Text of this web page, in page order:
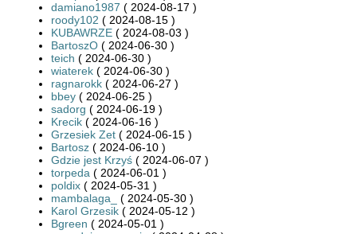
damiano1987 ( 2024-08-17 )
roody102 ( 2024-08-15 )
KUBAWRZE ( 2024-08-03 )
BartoszO ( 2024-06-30 )
teich ( 2024-06-30 )
wiaterek ( 2024-06-30 )
ragnarokk ( 2024-06-27 )
bbey ( 2024-06-25 )
sadorg ( 2024-06-19 )
Krecik ( 2024-06-16 )
Grzesiek Zet ( 2024-06-15 )
Bartosz ( 2024-06-10 )
Gdzie jest Krzyś ( 2024-06-07 )
torpeda ( 2024-06-01 )
poldix ( 2024-05-31 )
mambalaga_
( 2024-05-30 )
Karol Grzesik ( 2024-05-12 )
Bgreen ( 2024-05-01 )